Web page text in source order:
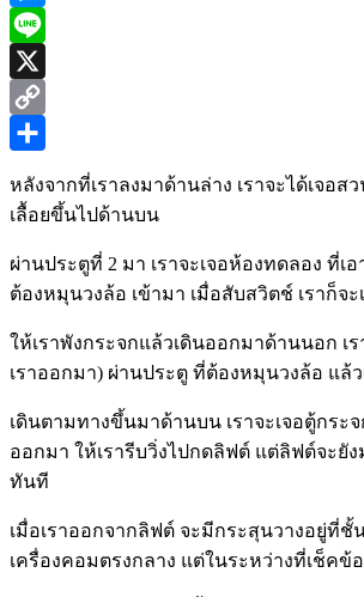
Messenger
Line
X
Copy
หลังจากที่เราลงมาด้านล่าง เราจะได้เจอส
เลื้อยขึ้นไปด้านบน
ผ่านประตูที่ 2 มา เราจะเจอห้องทดลอง ที่เ
ต้องหมุนวงล้อ เข้ามา เมื่อสับสวิตช์ เราก็จ
ให้เราพังกระจกแล้วเดินออกมาด้านนอก เ
เราออกมา) ผ่านประตู ที่ต้องหมุนวงล้อ แล้
เดินตามทางขึ้นมาด้านบน เราจะเจอตู้กระ
ออกมา ให้เรารีบวิ่งไปกดลิฟต์ แต่ลิฟต์จะยั
ทันที
เมื่อเราออกจากลิฟต์ จะมีกระสุนวางอยู่ที่
เครื่องคอมตรงกลาง แต่ในระหว่างที่เช็คข้